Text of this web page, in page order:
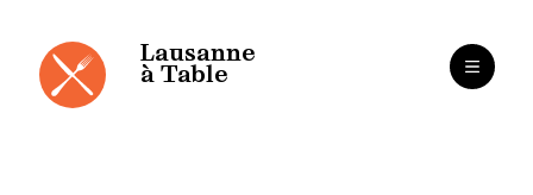
Lausanne
à Table